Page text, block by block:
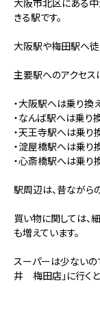
大阪市北区にある
きる駅です。
大阪駅や梅田駅へ徒
主要駅へのアクセス
・大阪駅へは乗り換
・なんば駅へは乗り
・天王寺駅へは乗り
・淀屋橋駅へは乗り
・心斎橋駅へは乗り
駅周辺は、昔ながら
買い物に関しては、
も増えています。
スーパーは少ないの
井 梅田店」に行くと